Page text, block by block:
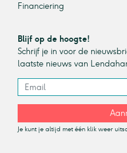
Financiering
Blijf op de hoogte!
Schrijf je in voor de
laatste nieuws van
Je kunt je altijd met één klik weer